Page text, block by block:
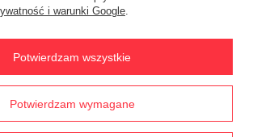
Śledzenie przesyłki
Chcę zwrócić produkt
Chcę wymienić towar
i warunki Google.
Potwierdzam wymagane
Potwierdzam wszystkie